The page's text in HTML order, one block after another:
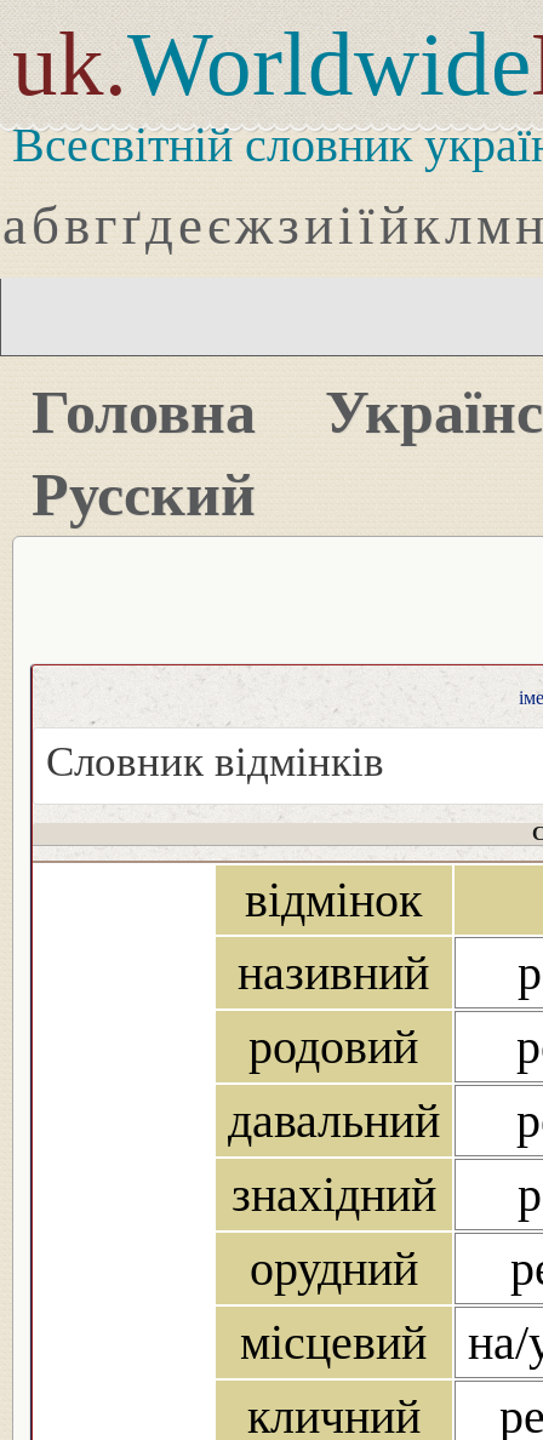
uk.Worldwide
Всесвітній словник
абвгґдеєжзиіїйклмн
Головна
Русский
Словник відмінків
відмінок
називний
родовий
давальний
знахідний
орудний
місцевий
на/
кличний